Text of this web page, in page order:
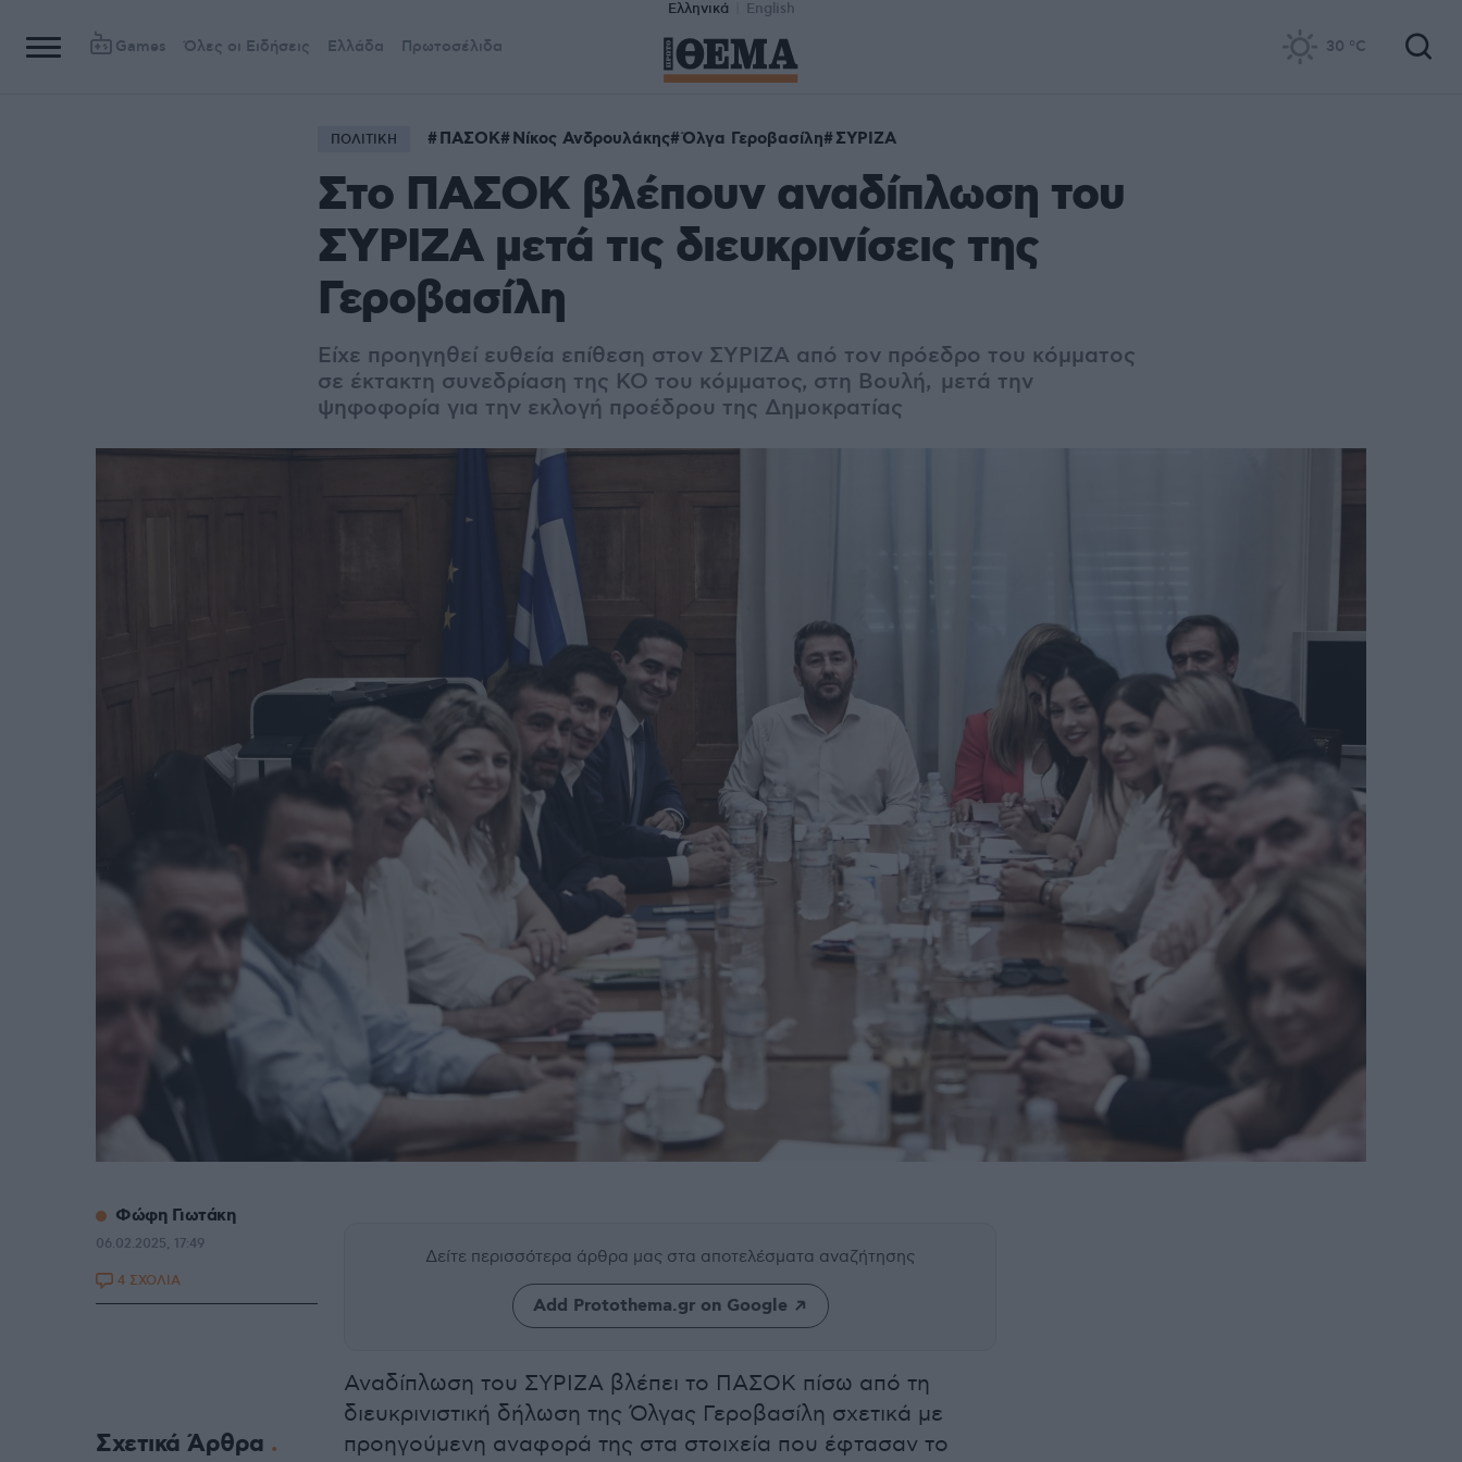
Ελληνικά English
Games Όλες οι Ειδήσεις Ελλάδα Πρωτοσέλιδα 30 °C
ΠΟΛΙΤΙΚΗ ΠΑΣΟΚ Νίκος Ανδρουλάκης Όλγα Γεροβασίλη ΣΥΡΙΖΑ
Στο ΠΑΣΟΚ βλέπουν αναδίπλωση του
ΣΥΡΙΖΑ μετά τις διευκρινίσεις της
Γεροβασίλη
Είχε προηγηθεί ευθεία επίθεση στον ΣΥΡΙΖΑ από τον πρόεδρο του κόμματος
σε έκτακτη συνεδρίαση της ΚΟ του κόμματος, στη Βουλή, μετά την
ψηφοφορία για την εκλογή προέδρου της Δημοκρατίας
Δείτε περισσότερα άρθρα μας στα αποτελέσματα αναζήτησης
Add Protothema.gr on Google
Αναδίπλωση του ΣΥΡΙΖΑ βλέπει το ΠΑΣΟΚ πίσω από τη
διευκρινιστική δήλωση της Όλγας Γεροβασίλη σχετικά με
προηγούμενη αναφορά της στα στοιχεία που έφτασαν το
Φώφη Γιωτάκη
06.02.2025, 17:49
4 ΣΧΟΛΙΑ
Σχετικά Άρθρα